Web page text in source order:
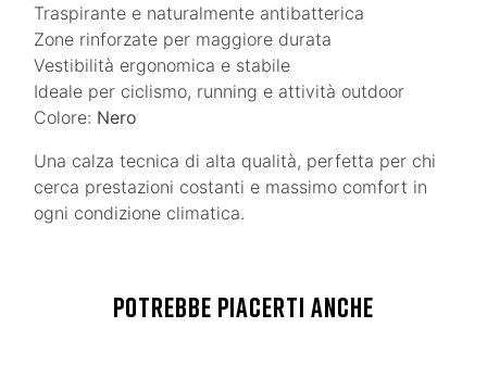
Traspirante e naturalmente antibatterica
Zone rinforzate per maggiore durata
Vestibilità ergonomica e stabile
Ideale per ciclismo, running e attività outdoor
Colore: Nero
Una calza tecnica di alta qualità, perfetta per chi
cerca prestazioni costanti e massimo comfort in
ogni condizione climatica.
POTREBBE PIACERTI ANCHE